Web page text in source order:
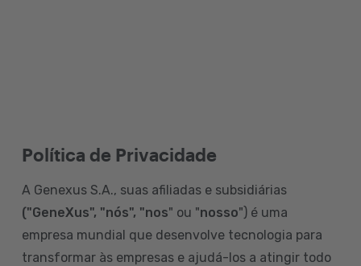
Política de Privacidade
A Genexus S.A., suas afiliadas e subsidiárias
("GeneXus", "nós", "nos" ou "nosso") é uma
empresa mundial que desenvolve tecnologia para
transformar às empresas e ajudá-los a atingir todo